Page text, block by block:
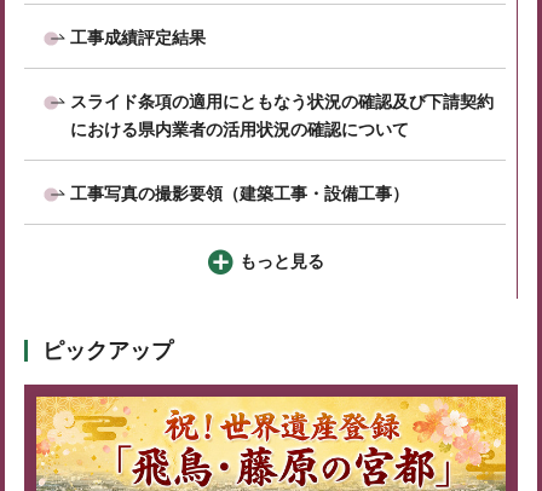
工事成績評定結果
スライド条項の適用にともなう状況の確認及び下請契約
における県内業者の活用状況の確認について
工事写真の撮影要領（建築工事・設備工事）
もっと見る
ピックアップ